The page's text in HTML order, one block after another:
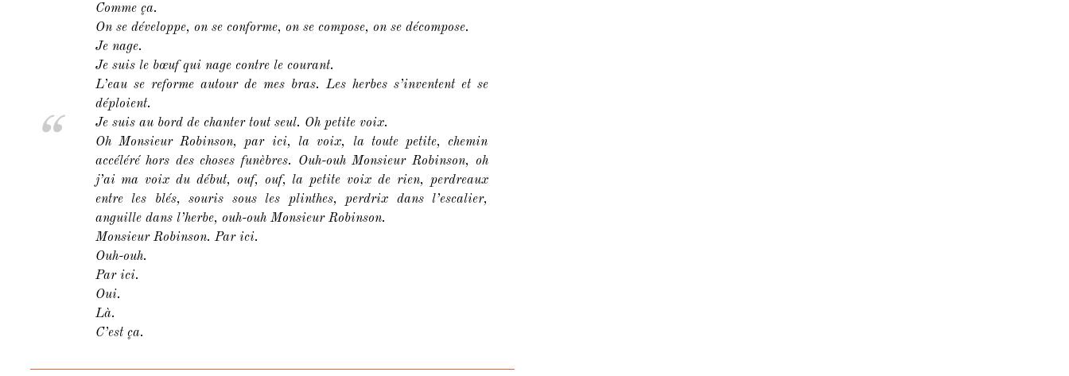
Comme ça.
On se développe, on se conforme, on se compose, on se décompose.
Je nage.
Je suis le bœuf qui nage contre le courant.
L’eau se reforme autour de mes bras. Les herbes s’inventent et se
déploient.
Je suis au bord de chanter tout seul. Oh petite voix.
Oh Monsieur Robinson, par ici, la voix, la toute petite, chemin
accéléré hors des choses funèbres. Ouh-ouh Monsieur Robinson, oh
j’ai ma voix du début, ouf, ouf, la petite voix de rien, perdreaux
entre les blés, souris sous les plinthes, perdrix dans l’escalier,
anguille dans l’herbe, ouh-ouh Monsieur Robinson.
Monsieur Robinson. Par ici.
Ouh-ouh.
Par ici.
Oui.
Là.
C’est ça.